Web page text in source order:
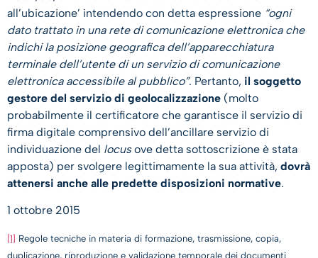
all’ubicazione’ intendendo con detta espressione “ogni
dato trattato in una rete di comunicazione elettronica che
indichi la posizione geografica dell’apparecchiatura
terminale dell’utente di un servizio di comunicazione
elettronica accessibile al pubblico”. Pertanto, il soggetto
gestore del servizio di geolocalizzazione (molto
probabilmente il certificatore che garantisce il servizio di
firma digitale comprensivo dell’ancillare servizio di
individuazione del locusove detta sottoscrizione è stata
apposta) per svolgere legittimamente la sua attività, dovrà
attenersi anche alle predette disposizioni normative.
1 ottobre 2015
[1] Regole tecniche in materia di formazione, trasmissione, copia,
duplicazione, riproduzione e validazione temporale dei documenti